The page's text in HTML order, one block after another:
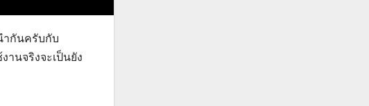
ำกันครับกับ
านจริงจะเป็นยัง